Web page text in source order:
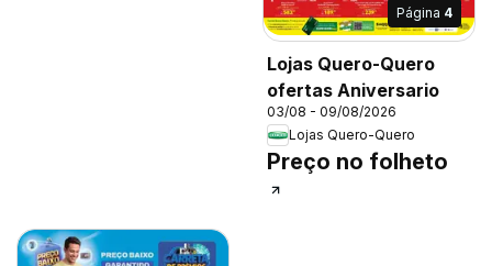
Página 4
Lojas Quero-Quero
ofertas Aniversario
03/08 - 09/08/2026
Lojas Quero-Quero
Preço no folheto